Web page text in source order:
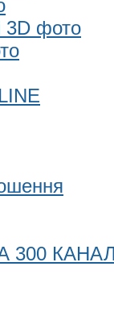
3D фото
300